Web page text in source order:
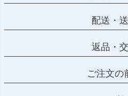
配送・
返品・
ご注文の